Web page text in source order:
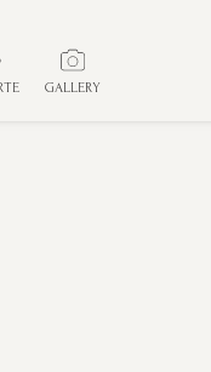
GALLERY